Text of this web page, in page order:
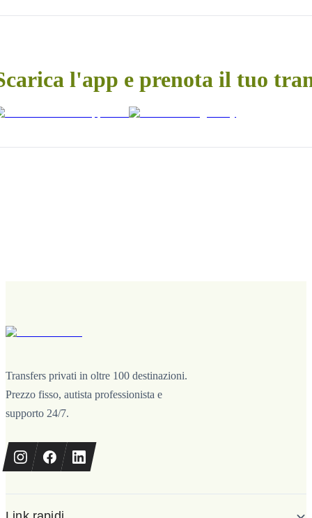
l'app e prenota il tuo
Transfers privati in oltre 100 destinazioni.
Prezzo fisso, autista professionista e
supporto 24/7.